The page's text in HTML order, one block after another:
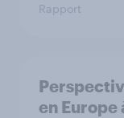
Rapport
en Europe